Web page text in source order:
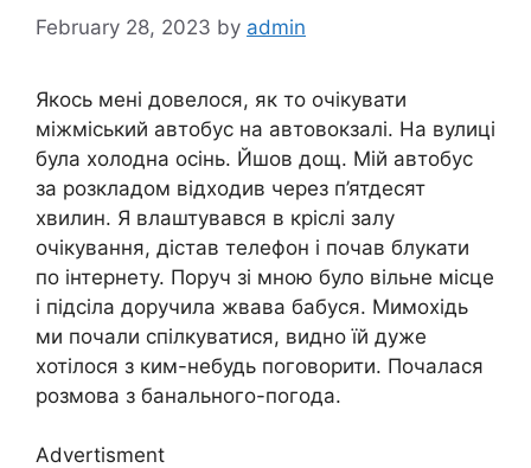
February 28, 2023 by admin
Якось мені довелося, як то очікувати
міжміський автобус на автовокзалі. На вулиці
була холодна осінь. Йшов дощ. Мій автобус
за розкладом відходив через п’ятдесят
хвилин. Я влаштувався в кріслі залу
очікування, дістав телефон і почав блукати
по інтернету. Поруч зі мною було вільне місце
і підсіла доручила жвава бабуся. Мимохідь
ми почали спілкуватися, видно їй дуже
хотілося з ким-небудь поговорити. Почалася
розмова з банального-погода.
Advertisment